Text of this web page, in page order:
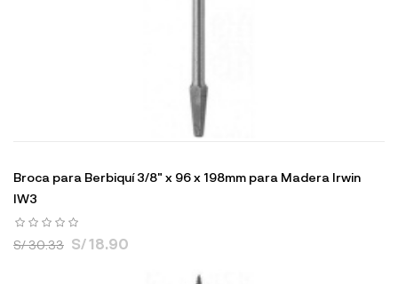
Broca para Berbiquí 3/8" x 96 x 198mm para Madera Irwin
IW3
S/ 30.33 S/ 18.90